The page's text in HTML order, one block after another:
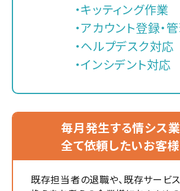
・キッティング作業
・アカウント登録・
・ヘルプデスク対応
・インシデント対応
毎月発生する情シス
全て依頼したいお客
既存担当者の退職や、既存サービ